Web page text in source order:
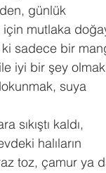
günlük
için mutlaka
ki sadece bir
iyi bir şey
suya
sıkıştı kaldı,
halıların
toz, çamur ya